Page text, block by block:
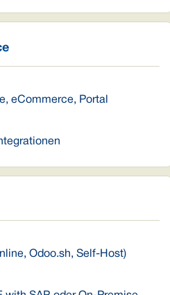
eCommerce, Portal
Odoo.sh, Self-Host)